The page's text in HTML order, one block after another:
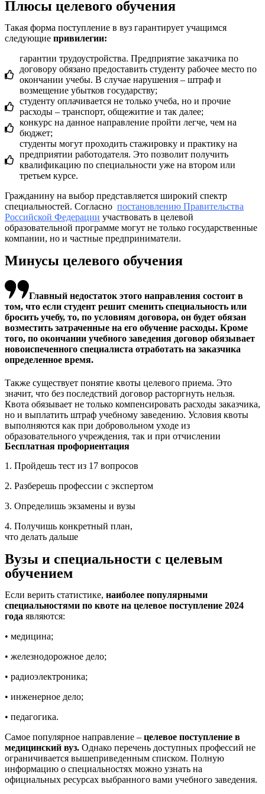
Плюсы целевого обучения
Такая форма поступление в вуз гарантирует учащимся
следующие привилегии:
гарантии трудоустройства. Предприятие заказчика по
договору обязано предоставить студенту рабочее место по
окончании учебы. В случае нарушения – штраф и
возмещение убытков государству;
студенту оплачивается не только учеба, но и прочие
расходы – транспорт, общежитие и так далее;
конкурс на данное направление пройти легче, чем на
бюджет;
студенты могут проходить стажировку и практику на
предприятии работодателя. Это позволит получить
квалификацию по специальности уже на втором или
третьем курсе.
Гражданину на выбор представляется широкий спектр
специальностей. Согласно постановлению Правительства
Российской Федерации участвовать в целевой
образовательной программе могут не только государственные
компании, но и частные предприниматели.
Минусы целевого обучения
Главный недостаток этого направления состоит в
том, что если студент решит сменить специальность или
бросить учебу, то, по условиям договора, он будет обязан
возместить затраченные на его обучение расходы. Кроме
того, по окончании учебного заведения договор обязывает
новоиспеченного специалиста отработать на заказчика
определенное время.
Также существует понятие квоты целевого приема. Это
значит, что без последствий договор расторгнуть нельзя.
Квота обязывает не только компенсировать расходы заказчика,
но и выплатить штраф учебному заведению. Условия квоты
выполняются как при добровольном уходе из
образовательного учреждения, так и при отчислении
Бесплатная профориентация
1. Пройдешь тест из 17 вопросов
2. Разберешь профессии с экспертом
3. Определишь экзамены и вузы
4. Получишь конкретный план,
что делать дальше
Вузы и специальности с целевым
обучением
Если верить статистике, наиболее популярными
специальностями по квоте на целевое поступление 2024
года являются:
• медицина;
• железнодорожное дело;
• радиоэлектроника;
• инженерное дело;
• педагогика.
Самое популярное направление – целевое поступление в
медицинский вуз. Однако перечень доступных профессий не
ограничивается вышеприведенным списком. Полную
информацию о специальностях можно узнать на
официальных ресурсах выбранного вами учебного заведения.